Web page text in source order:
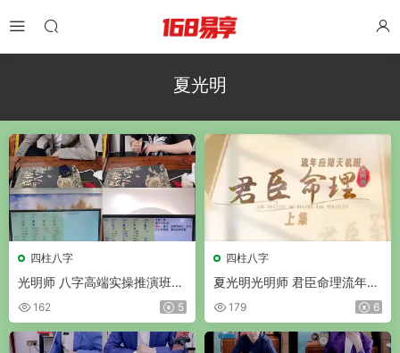
夏光明
四柱八字
光明师 八字高端实操推演班婚
姻爱情专场 视频3集
162 5
四柱八字
夏光明光明师 君臣命理流年应
期天机班 视频2集+课件
179 6